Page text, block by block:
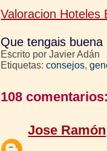
Valoracion Hoteles
Que tengais
Escrito porJavier Adán
Etiquetas:consejos,
108 comentarios:
Jose Ramón